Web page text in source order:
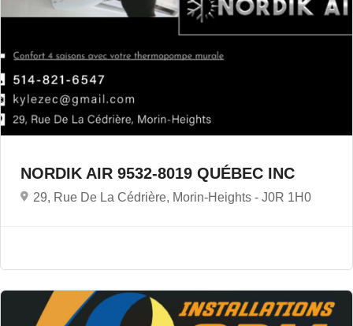
NORDIK AIR 9532-8019 QUÉBEC INC
29, Rue De La Cédrière, Morin-Heights - J0R 1H0